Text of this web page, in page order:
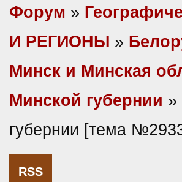
Форум »
И РЕГИОНЫ »
Минск и Минская
Минской губернии »
губернии [тема
RSS